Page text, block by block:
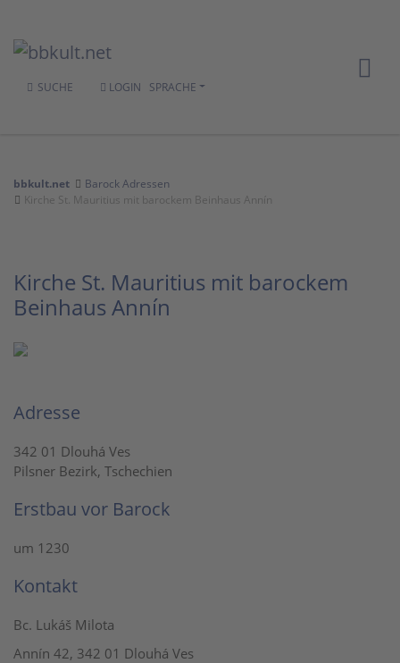
SUCHE LOGIN SPRACHE
bbkult.net
Barock Adressen
Kirche St. Mauritius mit barockem Beinhaus Annín
Kirche St. Mauritius mit barockem
Beinhaus Annín
Adresse
342 01 Dlouhá Ves
Pilsner Bezirk, Tschechien
Erstbau vor Barock
um 1230
Kontakt
Bc. Lukáš Milota
Annín 42, 342 01 Dlouhá Ves